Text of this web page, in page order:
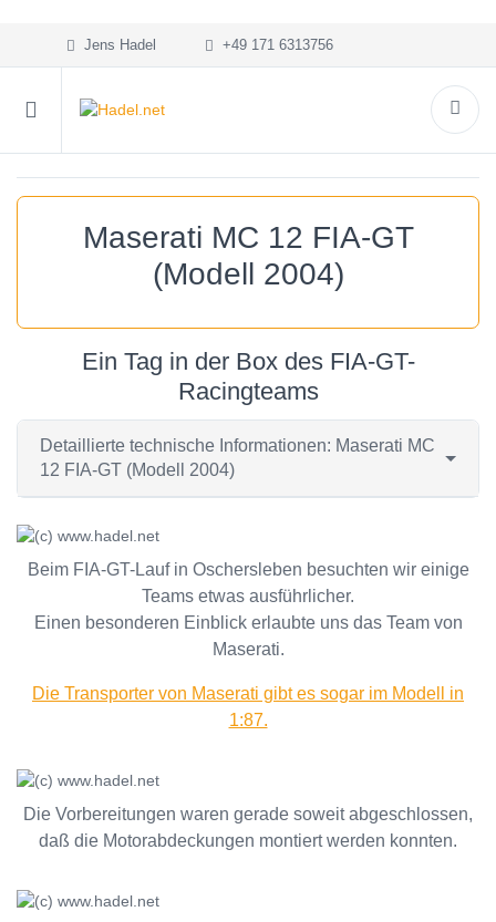
Jens Hadel +49 171 6313756
Maserati MC 12 FIA-GT
(Modell 2004)
Ein Tag in der Box des FIA-GT-
Racingteams
Detaillierte technische Informationen: Maserati MC
12 FIA-GT (Modell 2004)
Beim FIA-GT-Lauf in Oschersleben besuchten wir einige
Teams etwas ausführlicher.
Einen besonderen Einblick erlaubte uns das Team von
Maserati.
Die Transporter von Maserati gibt es sogar im Modell in
1:87.
Die Vorbereitungen waren gerade soweit abgeschlossen,
daß die Motorabdeckungen montiert werden konnten.